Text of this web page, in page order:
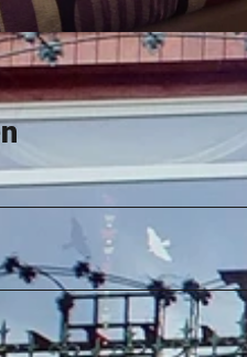
Ferienwohnung Kaiserblick | CC-BY-SA